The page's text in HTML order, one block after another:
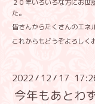
２０年いろいろな方にお
た。
皆さんからたくさんのエネ
これからもどうぞよろしく
2022 / 12 / 17
今年もあとわ